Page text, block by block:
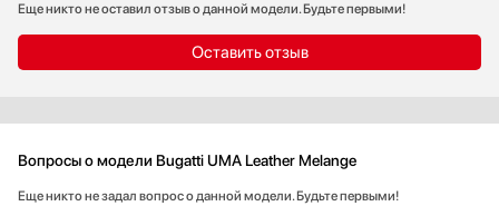
Еще никто не оставил отзыв о данной модели. Будьте первыми!
Оставить отзыв
Вопросы о модели Bugatti UMA Leather Melange
Еще никто не задал вопрос о данной модели. Будьте первыми!